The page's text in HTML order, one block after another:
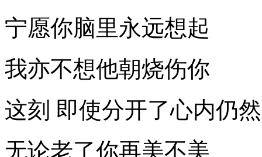
宁愿你脑里永远想起
我亦不想他朝烧伤你
这刻 即使分开了心内仍
无论老了你再美不美